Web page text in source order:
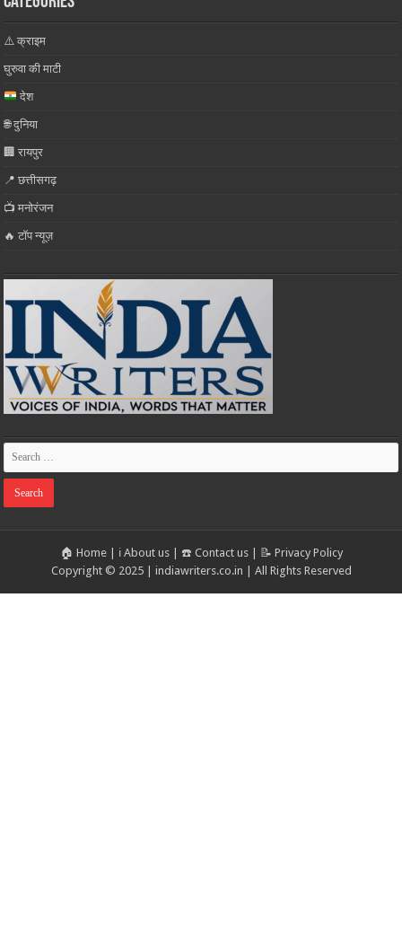
⚠️ क्राइम
घुरुवा की माटी
देश
🌐 दुनिया
🏢 रायपुर
📍 छत्तीसगढ़
📺 मनोरंजन
🔥 टॉप न्यूज़
🏠 Home| ℹ️ About us| ☎️ Contact us| 📝 Privacy Policy
Copyright © 2025 | indiawriters.co.in | All Rights Reserved